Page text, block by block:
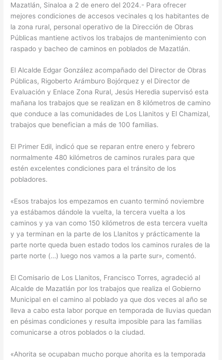
Mazatlán, Sinaloa a 2 de enero del 2024.- Para ofrecer
mejores condiciones de accesos vecinales q los habitantes de
la zona rural, personal operativo de la Dirección de Obras
Públicas mantiene activos los trabajos de mantenimiento con
raspado y bacheo de caminos en poblados de Mazatlán.
El Alcalde Edgar González acompañado del Director de Obras
Públicas, Rigoberto Arámburo Bojórquez y el Director de
Evaluación y Enlace Zona Rural, Jesús Heredia supervisó esta
mañana los trabajos que se realizan en 8 kilómetros de camino
que conduce a las comunidades de Los Llanitos y El Chamizal,
trabajos que benefician a más de 100 familias.
El Primer Edil, indicó que se reparan entre enero y febrero
normalmente 480 kilómetros de caminos rurales para que
estén excelentes condiciones para el tránsito de los
pobladores.
«Esos trabajos los empezamos en cuanto terminó noviembre
ya estábamos dándole la vuelta, la tercera vuelta a los
caminos y ya van como 150 kilómetros de esta tercera vuelta
y ya terminan en la parte de los Llanitos y prácticamente la
parte norte queda buen estado todos los caminos rurales de la
parte norte (…) luego nos vamos a la parte sur», comentó.
El Comisario de Los Llanitos, Francisco Torres, agradeció al
Alcalde de Mazatlán por los trabajos que realiza el Gobierno
Municipal en el camino al poblado ya que dos veces al año se
lleva a cabo esta labor porque en temporada de lluvias quedan
en pésimas condiciones y resulta imposible para las familias
comunicarse a otros poblados o la ciudad.
«Ahorita se ocupaban mucho porque ahorita es la temporada